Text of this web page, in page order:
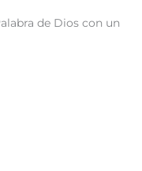
de Dios con un